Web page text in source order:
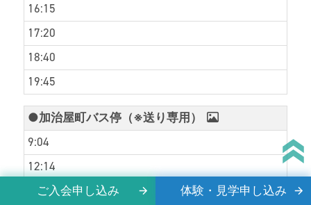
16:15
17:20
18:40
19:45
●加治屋町バス停（※送り専用）
9:04
12:14
13:59
ご入会申し込み 体験・見学申し込み